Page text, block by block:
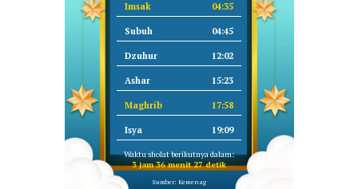
Imsak 04:35
Subuh 04:45
Dzuhur 12:02
Ashar 15:23
Maghrib 17:58
Isya 19:09
Waktu sholat berikutnya dalam:
3 jam 36 menit 26 detik
Sumber: Kemenag